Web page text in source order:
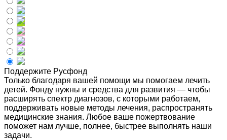
Поддержите Русфонд
Только благодаря вашей помощи мы помогаем лечить
детей. Фонду нужны и средства для развития — чтобы
расширять спектр диагнозов, с которыми работаем,
поддерживать новые методы лечения, распространять
медицинские знания. Любое ваше пожертвование
поможет нам лучше, полнее, быстрее выполнять наши
задачи.